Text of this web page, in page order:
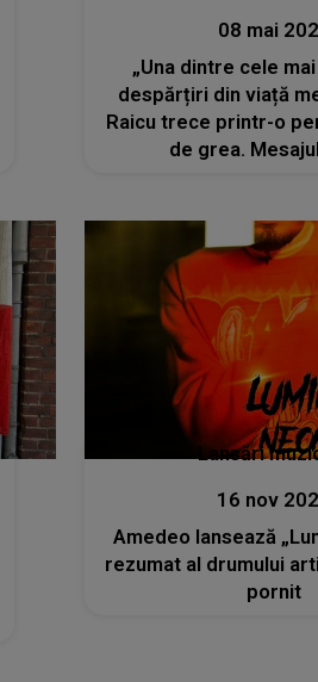
08 mai
„Una dintre cele
despărțiri din viață
Raicu trece printr-o
de grea.
Lansări
16 nov
Amedeo lansează
rezumat al drumului
pornit